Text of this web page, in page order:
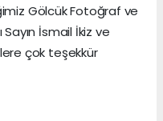
Gölcük Fotoğraf ve
İsmail İkiz ve
çok teşekkür